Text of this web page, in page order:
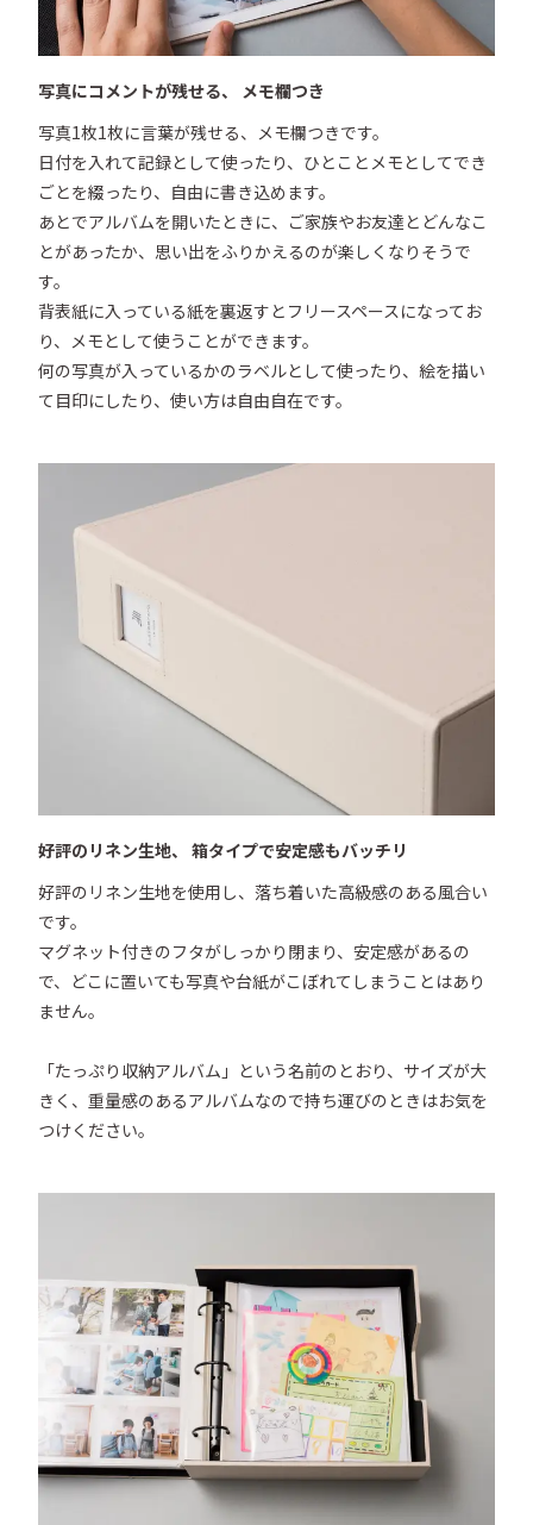
写真にコメントが残せる、 メモ欄つき
写真1枚1枚に言葉が残せる、メモ欄つきです。
日付を入れて記録として使ったり、ひとことメモとしてでき
ごとを綴ったり、自由に書き込めます。
あとでアルバムを開いたときに、ご家族やお友達とどんなこ
とがあったか、思い出をふりかえるのが楽しくなりそうで
す。
背表紙に入っている紙を裏返すとフリースペースになってお
り、メモとして使うことができます。
何の写真が入っているかのラベルとして使ったり、絵を描い
て目印にしたり、使い方は自由自在です。
好評のリネン生地、 箱タイプで安定感もバッチリ
好評のリネン生地を使用し、落ち着いた高級感のある風合い
です。
マグネット付きのフタがしっかり閉まり、安定感があるの
で、どこに置いても写真や台紙がこぼれてしまうことはあり
ません。
「たっぷり収納アルバム」という名前のとおり、サイズが大
きく、重量感のあるアルバムなので持ち運びのときはお気を
つけください。